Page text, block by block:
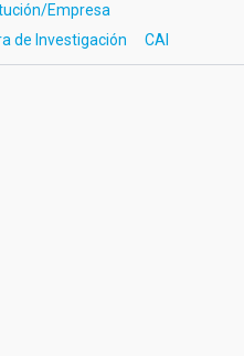
Empresa
de Investigación
CAI